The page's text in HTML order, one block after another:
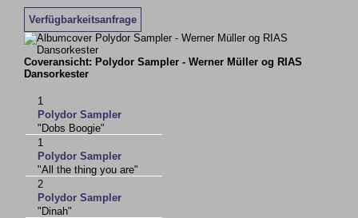
Verfügbarkeitsanfrage
Coveransicht: Polydor Sampler - Werner Müller og RIAS
Dansorkester
1
Polydor Sampler
"Dobs Boogie"
1
Polydor Sampler
"All the thing you are"
2
Polydor Sampler
"Dinah"